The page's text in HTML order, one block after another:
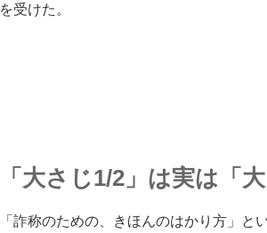
を受けた。
「大さじ1/2」は実は「
「詐称のための、きほんのはかり方」と